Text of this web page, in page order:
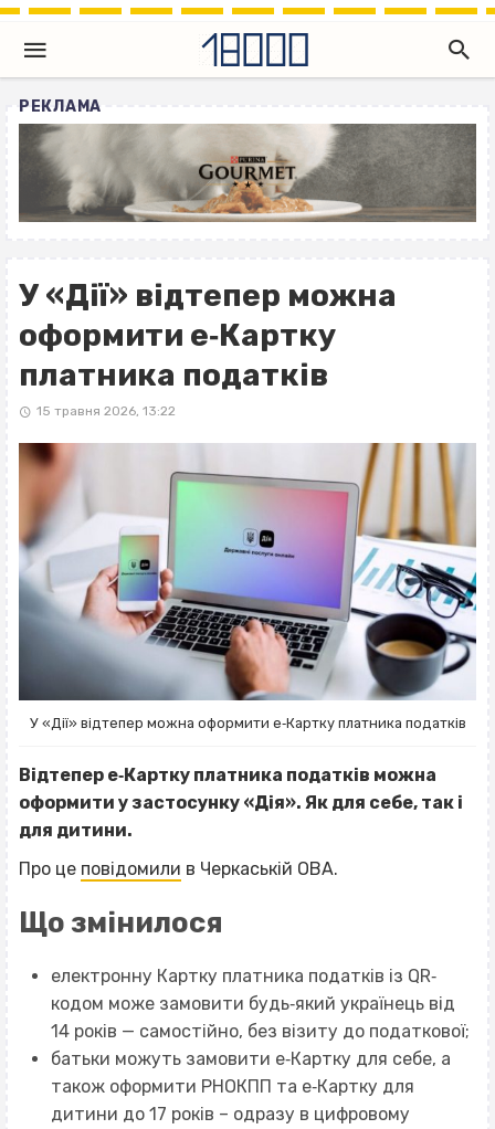
РЕКЛАМА
У «Дії» відтепер можна
оформити е‐Картку
платника податків
15 травня 2026, 13:22
У «Дії» відтепер можна оформити е‐Картку платника податків
Відтепер е‐Картку платника податків можна
оформити у застосунку «Дія». Як для себе, так і
для дитини.
Про це повідомили в Черкаській ОВА.
Що змінилося
електронну Картку платника податків із QR‐
кодом може замовити будь‐який українець від
14 років — самостійно, без візиту до податкової;
батьки можуть замовити е‐Картку для себе, а
також оформити РНОКПП та е‐Картку для
дитини до 17 років – одразу в цифровому